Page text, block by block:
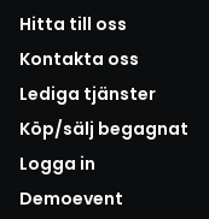
Hitta till oss
Kontakta oss
Lediga tjänster
Köp/sälj begagnat
Logga in
Demoevent